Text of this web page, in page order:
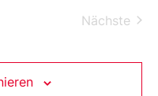
Nächste